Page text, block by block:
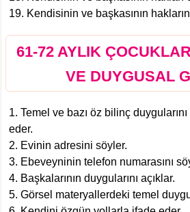
19. Kendisinin ve başkasının
61-72 AYLIK
VE DUYGUSAL
1. Temel ve bazı öz bilinç
eder.
2. Evinin adresini söyler.
3. Ebeveyninin telefon numarasını
4. Başkalarının duygularını açıklar.
5. Görsel materyallerdeki temel